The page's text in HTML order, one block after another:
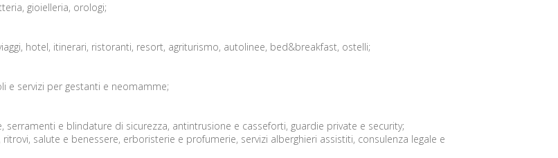
gioielleria, orologi;
hotel, itinerari, ristoranti, resort, agriturismo, autolinee, bed&breakfast, ostelli;
e servizi per gestanti e neomamme;
e blindature di sicurezza, antintrusione e casseforti, guardie private e security;
salute e benessere, erboristerie e profumerie, servizi alberghieri assistiti, consulenza legale e